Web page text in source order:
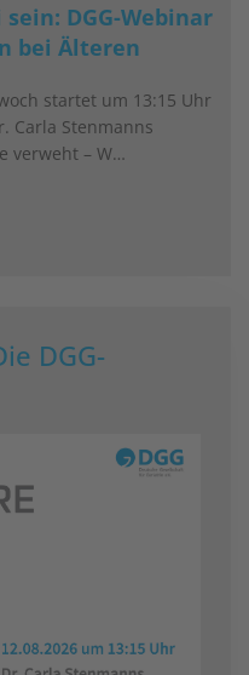
DGG-Webinar
bei Älteren
startet um 13:15 Uhr
Carla Stenmanns
verweht – W…
DGG-